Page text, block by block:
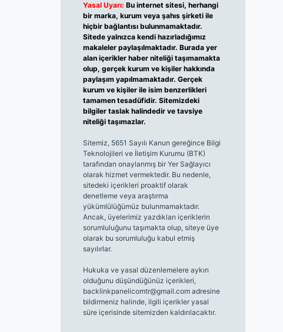
Yasal Uyarı: Bu internet sitesi, herhangi
bir marka, kurum veya şahıs şirketi ile
hiçbir bağlantısı bulunmamaktadır.
Sitede yalnızca kendi hazırladığımız
makaleler paylaşılmaktadır. Burada yer
alan içerikler haber niteliği taşımamakta
olup, gerçek kurum ve kişiler hakkında
paylaşım yapılmamaktadır. Gerçek
kurum ve kişiler ile isim benzerlikleri
tamamen tesadüfidir. Sitemizdeki
bilgiler taslak halindedir ve tavsiye
niteliği taşımazlar.
Sitemiz, 5651 Sayılı Kanun gereğince Bilgi
Teknolojileri ve İletişim Kurumu (BTK)
tarafından onaylanmış bir Yer Sağlayıcı
olarak hizmet vermektedir. Bu nedenle,
sitedeki içerikleri proaktif olarak
denetleme veya araştırma
yükümlülüğümüz bulunmamaktadır.
Ancak, üyelerimiz yazdıkları içeriklerin
sorumluluğunu taşımakta olup, siteye üye
olarak bu sorumluluğu kabul etmiş
sayılırlar.
Hukuka ve yasal düzenlemelere aykırı
olduğunu düşündüğünüz içerikleri,
backlinkpanelicomtr@gmail.comadresine
bildirmeniz halinde, ilgili içerikler yasal
süre içerisinde sitemizden kaldırılacaktır.